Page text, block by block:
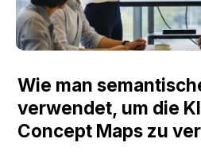
Wie man
verwendet, um die
Concept Maps zu